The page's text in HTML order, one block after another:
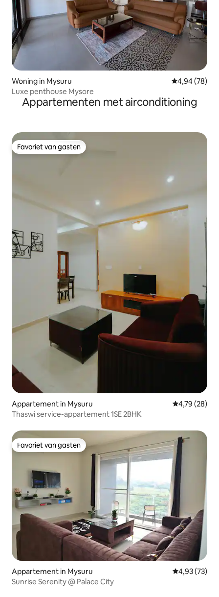
Woning in Mysuru Gemiddelde
4,94 (78)
Luxe penthouse Mysore
Appartementen met airconditioning
Favoriet van gasten
Favoriet van gasten
Appartement in Mysuru Gemiddelde
4,79 (28)
Thaswi service-appartement 1SE 2BHK
Favoriet van gasten
Favoriet van gasten
Appartement in Mysuru Gemiddelde
4,93 (73)
Sunrise Serenity @ Palace City